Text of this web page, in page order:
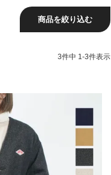
商品を絞り込む
3件中 1 -3件表示